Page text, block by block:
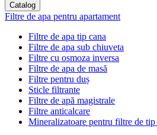
Catalog
Filtre de apa pentru apartament
Filtre de apa tip cana
Filtre de apa sub chiuveta
Filtre cu osmoza inversa
Filtre de apa de masă
Filtre pentru duș
Sticle filtrante
Filtre de apă magistrale
Filtre anticalcare
Mineralizatoare pentru filtre de tip